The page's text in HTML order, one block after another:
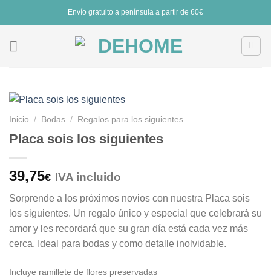
Envío gratuito a península a partir de 60€
Inicio / Bodas / Regalos para los siguientes
Placa sois los siguientes
39,75€ IVA incluido
Sorprende a los próximos novios con nuestra Placa sois
los siguientes. Un regalo único y especial que celebrará su
amor y les recordará que su gran día está cada vez más
cerca. Ideal para bodas y como detalle inolvidable.
Incluye ramillete de flores preservadas